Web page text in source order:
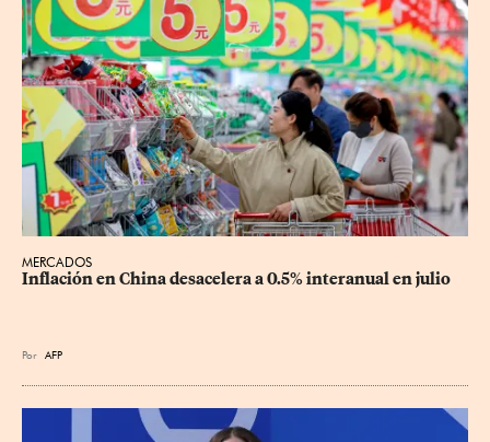
MERCADOS
Inflación en China desacelera a 0.5% interanual en julio
Por AFP